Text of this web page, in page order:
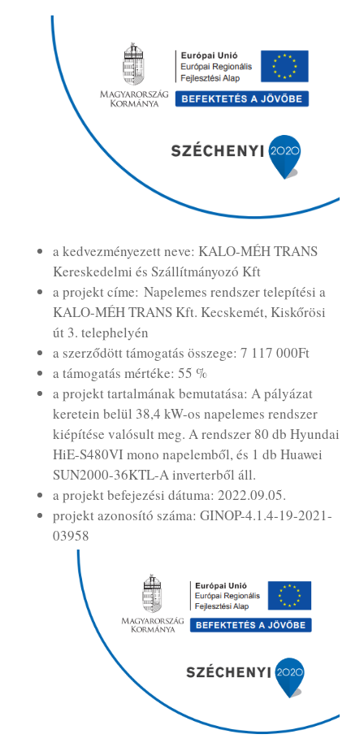
a kedvezményezett neve: KALO-MÉH TRANS
Kereskedelmi és Szállítmányozó Kft
a projekt címe: Napelemes rendszer telepítési a
KALO-MÉH TRANS Kft. Kecskemét, Kiskőrösi
út 3. telephelyén
a szerződött támogatás összege: 7 117 000Ft
a támogatás mértéke: 55 %
a projekt tartalmának bemutatása: A pályázat
keretein belül 38,4 kW-os napelemes rendszer
kiépítése valósult meg. A rendszer 80 db Hyundai
HiE-S480VI mono napelemből, és 1 db Huawei
SUN2000-36KTL-A inverterből áll.
a projekt befejezési dátuma: 2022.09.05.
projekt azonosító száma: GINOP-4.1.4-19-2021-
03958